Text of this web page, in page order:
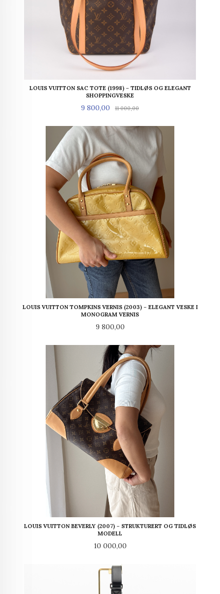
LOUIS VUITTON SAC TOTE (1998) – TIDLØS OG ELEGANT
SHOPPINGVESKE
Tilbud
9 800,00 11 000,00Rabatt
LOUIS VUITTON TOMPKINS VERNIS (2003) – ELEGANT VESKE I
MONOGRAM VERNIS
Pris
9 800,00
LOUIS VUITTON BEVERLY (2007) – STRUKTURERT OG TIDLØS
MODELL
Pris
10 000,00